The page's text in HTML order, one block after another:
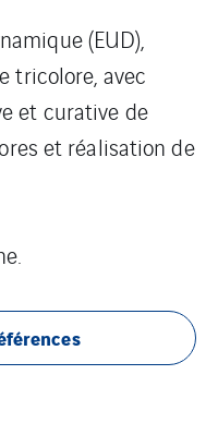
(EUD),
tricolore, avec
et curative de
et réalisation de